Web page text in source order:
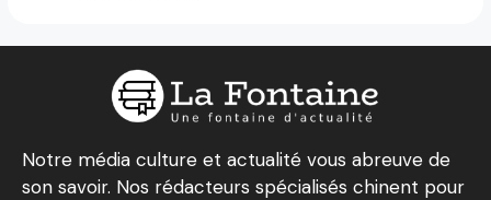
Notre média culture et actualité vous abreuve de
son savoir. Nos rédacteurs spécialisés chinent pour